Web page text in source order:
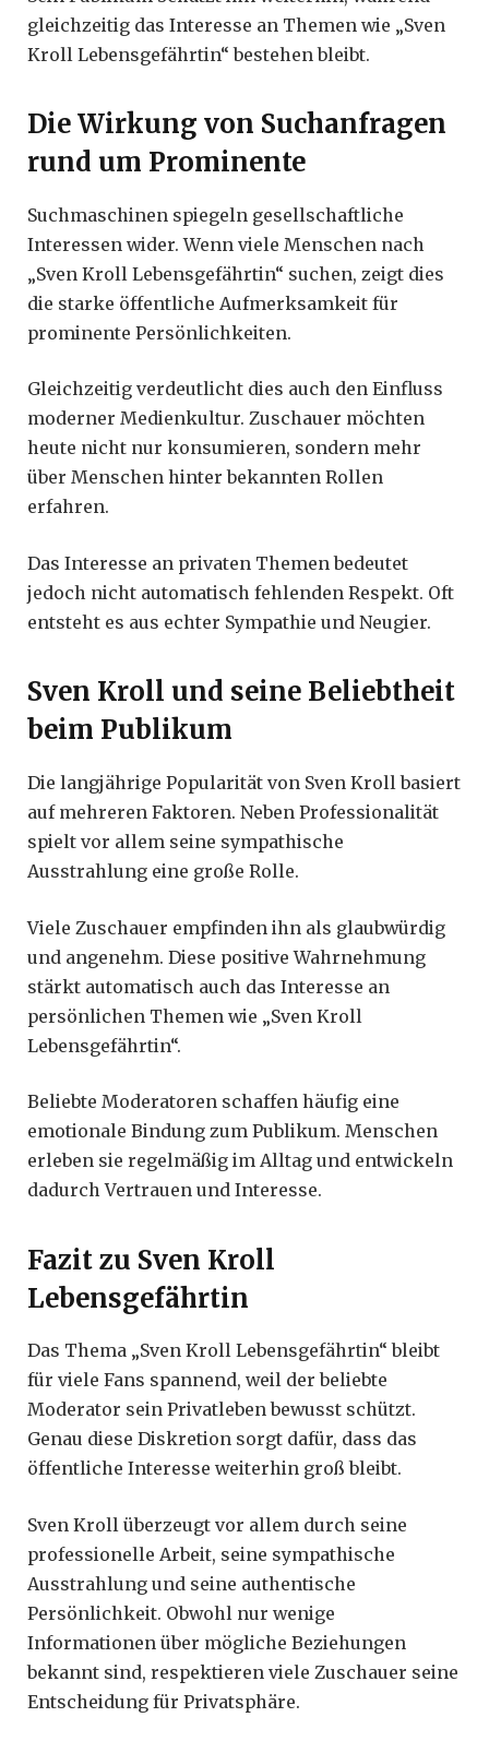
gleichzeitig das Interesse an Themen wie „Sven
Kroll Lebensgefährtin“ bestehen bleibt.
Die Wirkung von Suchanfragen
rund um Prominente
Suchmaschinen spiegeln gesellschaftliche
Interessen wider. Wenn viele Menschen nach
„Sven Kroll Lebensgefährtin“ suchen, zeigt dies
die starke öffentliche Aufmerksamkeit für
prominente Persönlichkeiten.
Gleichzeitig verdeutlicht dies auch den Einfluss
moderner Medienkultur. Zuschauer möchten
heute nicht nur konsumieren, sondern mehr
über Menschen hinter bekannten Rollen
erfahren.
Das Interesse an privaten Themen bedeutet
jedoch nicht automatisch fehlenden Respekt. Oft
entsteht es aus echter Sympathie und Neugier.
Sven Kroll und seine Beliebtheit
beim Publikum
Die langjährige Popularität von Sven Kroll basiert
auf mehreren Faktoren. Neben Professionalität
spielt vor allem seine sympathische
Ausstrahlung eine große Rolle.
Viele Zuschauer empfinden ihn als glaubwürdig
und angenehm. Diese positive Wahrnehmung
stärkt automatisch auch das Interesse an
persönlichen Themen wie „Sven Kroll
Lebensgefährtin“.
Beliebte Moderatoren schaffen häufig eine
emotionale Bindung zum Publikum. Menschen
erleben sie regelmäßig im Alltag und entwickeln
dadurch Vertrauen und Interesse.
Fazit zu Sven Kroll
Lebensgefährtin
Das Thema „Sven Kroll Lebensgefährtin“ bleibt
für viele Fans spannend, weil der beliebte
Moderator sein Privatleben bewusst schützt.
Genau diese Diskretion sorgt dafür, dass das
öffentliche Interesse weiterhin groß bleibt.
Sven Kroll überzeugt vor allem durch seine
professionelle Arbeit, seine sympathische
Ausstrahlung und seine authentische
Persönlichkeit. Obwohl nur wenige
Informationen über mögliche Beziehungen
bekannt sind, respektieren viele Zuschauer seine
Entscheidung für Privatsphäre.